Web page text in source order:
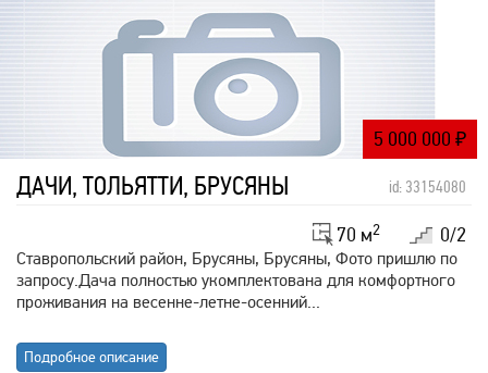
5 000 000 ₽
ДАЧИ, ТОЛЬЯТТИ, БРУСЯНЫ id: 33154080
0/2
70 м2
Ставропольский район, Брусяны, Брусяны, Фото пришлю по
запросу.Дача полностью укомплектована для комфортного
проживания на весенне-летне-осенний...
Подробное описание